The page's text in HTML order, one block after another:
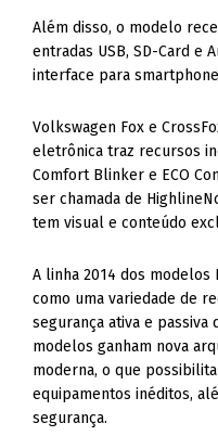
Além disso, o modelo
entradas USB, SD-Card e
interface para
Volkswagen Fox e
eletrônica traz recursos
Comfort Blinker e ECO
ser chamada de
tem visual e conteúdo
A linha 2014 dos modelos
como uma variedade de
segurança ativa e passiva
modelos ganham nova
moderna, o que
equipamentos inéditos,
segurança.